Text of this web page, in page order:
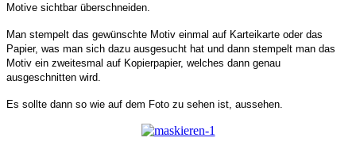
Motive sichtbar überschneiden.
Man stempelt das gewünschte Motiv einmal auf Karteikarte oder das
Papier, was man sich dazu ausgesucht hat und dann stempelt man das
Motiv ein zweitesmal auf Kopierpapier, welches dann genau
ausgeschnitten wird.
Es sollte dann so wie auf dem Foto zu sehen ist, aussehen.